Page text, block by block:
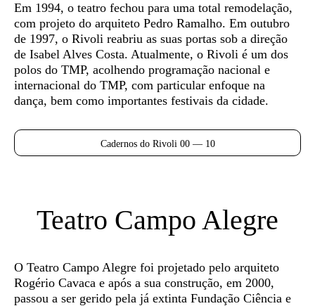
Em 1994, o teatro fechou para uma total remodelação,
com projeto do arquiteto Pedro Ramalho. Em outubro
de 1997, o Rivoli reabriu as suas portas sob a direção
de Isabel Alves Costa. Atualmente, o Rivoli é um dos
polos do TMP, acolhendo programação nacional e
internacional do TMP, com particular enfoque na
dança, bem como importantes festivais da cidade.
Cadernos do Rivoli 00 — 10
Teatro Campo Alegre
O Teatro Campo Alegre foi projetado pelo arquiteto
Rogério Cavaca e após a sua construção, em 2000,
passou a ser gerido pela já extinta Fundação Ciência e